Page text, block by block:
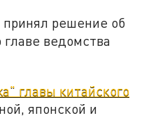
решение об
ведомства
главы китайского
японской и